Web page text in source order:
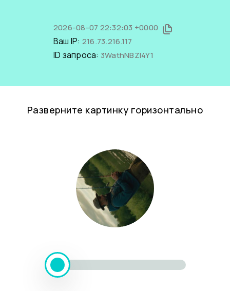
2026-08-07 22:32:03 +0000
Ваш IP: 216.73.216.117
ID запроса: 3WathNBZl4Y1
Разверните картинку горизонтально